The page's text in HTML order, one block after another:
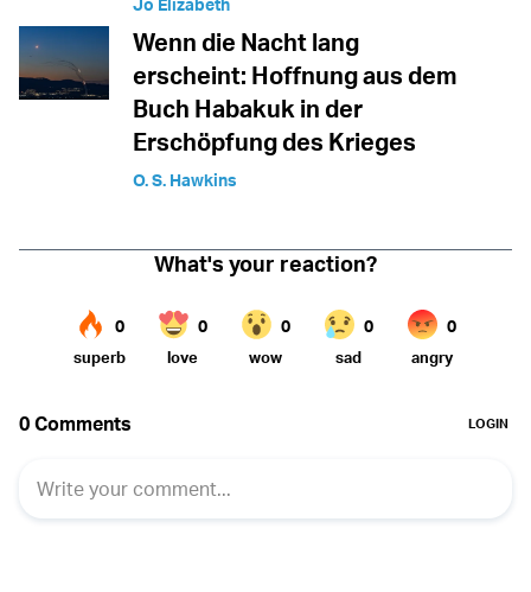
Jo Elizabeth
Wenn die Nacht lang
erscheint: Hoffnung aus dem
Buch Habakuk in der
Erschöpfung des Krieges
O. S. Hawkins